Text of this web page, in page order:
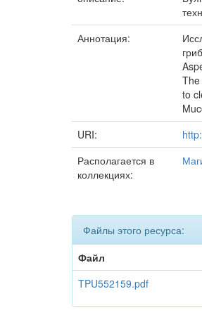
Аннотация:
to
URI:
Располагается в
коллекциях:
Файлы этого ресурса:
Файл
TPU552159.pdf